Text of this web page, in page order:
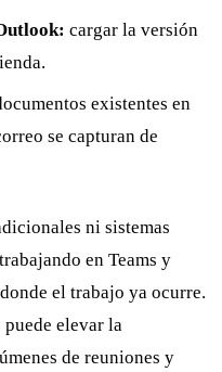
cargar la versión
existentes en
se capturan de
ni sistemas
en Teams y
el trabajo ya ocurre.
elevar la
de reuniones y